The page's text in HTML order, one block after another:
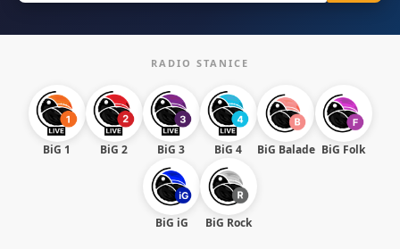
RADIO STANICE
BiG 1 BiG 2 BiG 3 BiG 4 BiG Balade BiG Folk
BiG iG BiG Rock